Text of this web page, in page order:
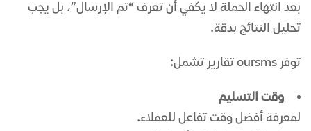
بعد انتهاء الحملة لا يكفي أن تعرف “تم الإرسال”، بل يجب
تحليل النتائج بدقة.
توفر oursms تقارير تشمل:
وقت التسليم
لمعرفة أفضل وقت تفاعل للعملاء.